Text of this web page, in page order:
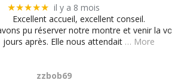
★★★★★ il y a 8 mois
Excellent accueil, excellent conseil.
pu réserver notre montre et venir la
jours après. Elle nous attendait … More
zzbob69